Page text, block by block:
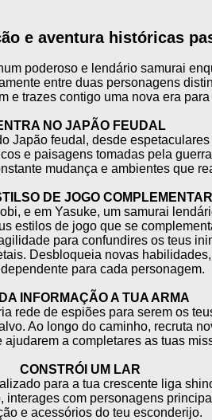
e aventura históricas
poderoso e lendário samurai
entre duas personagens
e trazes contigo uma nova era
NO JAPÃO FEUDAL
Japão feudal, desde
e paisagens tomadas pela
mudança e ambientes que
DE JOGO
e em Yasuke, um samurai
estilos de jogo que se
para confundires os teus
Desbloqueia novas
para cada personagem.
INFORMAÇÃO A TUA ARMA
rede de espiões para serem os
Ao longo do caminho, recruta
ajudarem a completares as tuas
CONSTRÓI UM LAR
para a tua crescente liga
interages com personagens
e acessórios do teu esconderijo.